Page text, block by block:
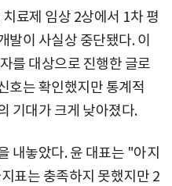
료제 임상 2상에서 1차 평
발이 사실상 중단됐다. 이
를 대상으로 진행한 글로
호는 확인했지만 통계적
기대가 크게 낮아졌다.
내놓았다. 윤 대표는 "아지
표는 충족하지 못했지만 2